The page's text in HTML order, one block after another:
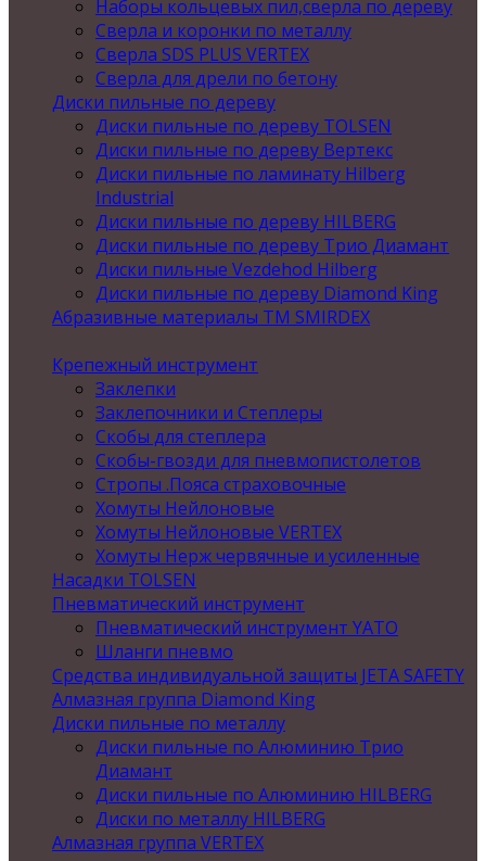
Наборы кольцевых пил,сверла по дереву
Сверла и коронки по металлу
Сверла SDS PLUS VERTEX
Сверла для дрели по бетону
Диски пильные по дереву
Диски пильные по дереву TOLSEN
Диски пильные по дереву Вертекс
Диски пильные по ламинату Hilberg
Industrial
Диски пильные по дереву HILBERG
Диски пильные по дереву Трио Диамант
Диски пильные Vezdehod Hilberg
Диски пильные по дереву Diamond King
Абразивные материалы ТМ SMIRDEX
Крепежный инструмент
Заклепки
Заклепочники и Степлеры
Скобы для степлера
Скобы-гвозди для пневмопистолетов
Стропы .Пояса страховочные
Хомуты Нейлоновые
Хомуты Нейлоновые VERTEX
Хомуты Нерж червячные и усиленные
Насадки TOLSEN
Пневматический инструмент
Пневматический инструмент YATO
Шланги пневмо
Средства индивидуальной защиты JETA SAFETY
Алмазная группа Diamond King
Диски пильные по металлу
Диски пильные по Алюминию Трио
Диамант
Диски пильные по Алюминию HILBERG
Диски по металлу HILBERG
Алмазная группа VERTEX